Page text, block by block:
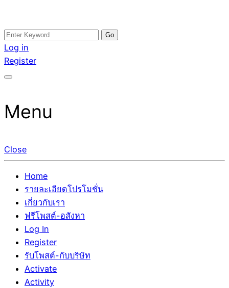
Skip
to
content
อสังหาโพสต์ รีวิวเยอะ รับจ้างโพสต์ขายบ้าน รับจ้างโพสต์อสัง
หา แตกต่างอย่างตั้งใจ รับรองผล อันดับ1 การโพสต์ขายอสังหา
กับทีมงานบริษัท บ้าน ที่ดิน คอนโด ติดGoogleหน้าแรกได้จริงๆ
รับจ้างโพสอสังหา ขายบ้าน อสังหาโพสต์ เชื่อถือได้จริง รับ
โพสต์ ที่ดิน กับทีมงานบริษัท ถูกและดีที่สุด ไม่มีค่านายหน้า
ขายได้จริงๆ ช่วยสร้างโอกาสในการขายได้มากกว่า ที่เดียว ที่
Search
for:
Log in
Register
Menu
Close
Home
รายละเอียดโปรโมชั่น
เกี่ยวกับเรา
ฟรีโพสต์-อสังหา
Log In
Register
รับโพสต์-กับบริษัท
Activate
Activity